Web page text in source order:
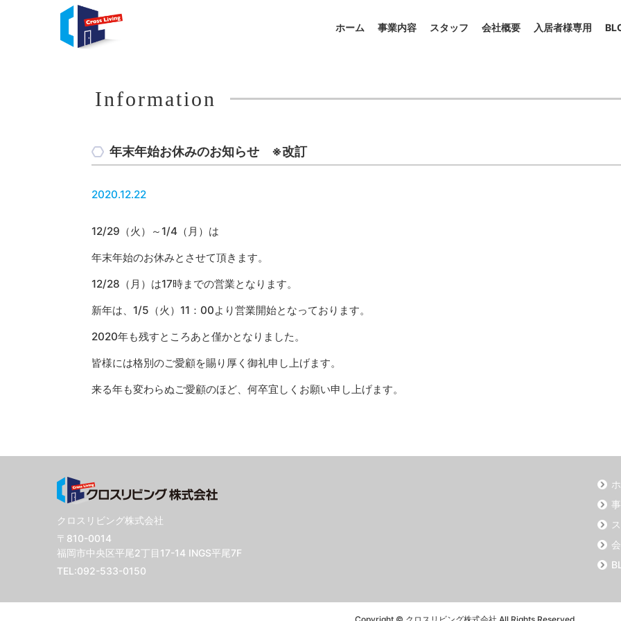
ホーム 事業内容 スタッフ 会社概要 入居者様専用
Information
年末年始お休みのお知らせ ※改訂
2020.12.22
12/29（火）～1/4（月）は
年末年始のお休みとさせて頂きます。
12/28（月）は17時までの営業となります。
新年は、1/5（火）11：00より営業開始となっております。
2020年も残すところあと僅かとなりました。
皆様には格別のご愛顧を賜り厚く御礼申し上げます。
来る年も変わらぬご愛顧のほど、何卒宜しくお願い申し上げます。
クロスリビング株式会社
〒810-0014
福岡市中央区平尾2丁目17-14 INGS平尾7F
TEL:092-533-0150